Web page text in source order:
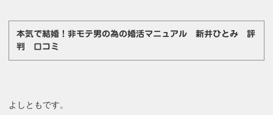
本気で結婚！非モテ男の為の婚活マニュアル 新井ひとみ 評
判 口コミ
よしともです。